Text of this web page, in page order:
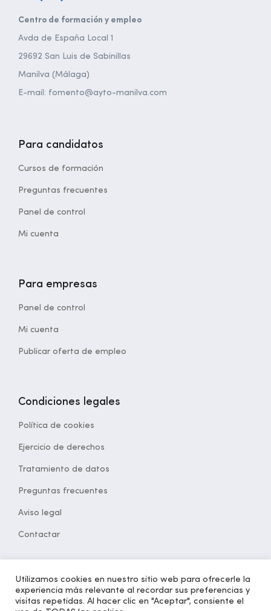
Centro de formación y empleo
Avda de España Local 1
29692 San Luis de Sabinillas
Manilva (Málaga)
E-mail: fomento@ayto-manilva.com
Para candidatos
Cursos de formación
Preguntas frecuentes
Panel de control
Mi cuenta
Para empresas
Panel de control
Mi cuenta
Publicar oferta de empleo
Condiciones legales
Política de cookies
Ejercicio de derechos
Tratamiento de datos
Preguntas frecuentes
Aviso legal
Contactar
© 2021 Desarrollado poropcion5.com| Todos los derechos
reservados | Versión 1.2
Utilizamos cookies en nuestro sitio web para ofrecerle la
experiencia más relevante al recordar sus preferencias y
visitas repetidas. Al hacer clic en "Aceptar", consiente el